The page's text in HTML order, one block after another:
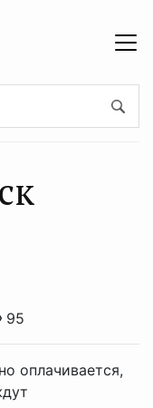
95
оплачивается,